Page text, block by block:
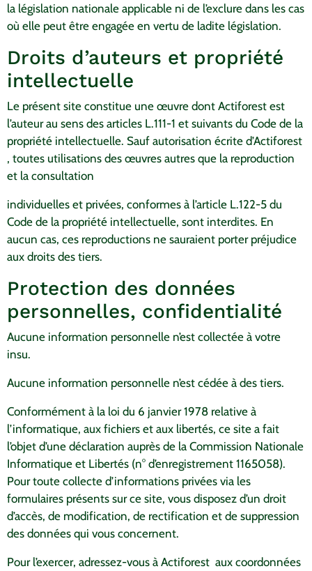
la législation nationale applicable ni de l’exclure dans les cas
où elle peut être engagée en vertu de ladite législation.
Droits d’auteurs et propriété
intellectuelle
Le présent site constitue une œuvre dont Actiforest est
l’auteur au sens des articles L.111-1 et suivants du Code de la
propriété intellectuelle. Sauf autorisation écrite d’Actiforest
, toutes utilisations des œuvres autres que la reproduction
et la consultation
individuelles et privées, conformes à l’article L.122-5 du
Code de la propriété intellectuelle, sont interdites. En
aucun cas, ces reproductions ne sauraient porter préjudice
aux droits des tiers.
Protection des données
personnelles, confidentialité
Aucune information personnelle n’est collectée à votre
insu.
Aucune information personnelle n’est cédée à des tiers.
Conformément à la loi du 6 janvier 1978 relative à
l’informatique, aux fichiers et aux libertés, ce site a fait
l’objet d’une déclaration auprès de la Commission Nationale
Informatique et Libertés (n° d’enregistrement 1165058).
Pour toute collecte d’informations privées via les
formulaires présents sur ce site, vous disposez d’un droit
d’accès, de modification, de rectification et de suppression
des données qui vous concernent.
Pour l’exercer, adressez-vous à Actiforest aux coordonnées